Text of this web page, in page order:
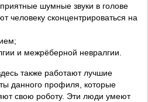
шумные звуки в голове
человеку сконцентрироваться на
и межрёберной невралгии.
также работают лучшие
данного профиля, которые
свою роботу. Эти люди умеют